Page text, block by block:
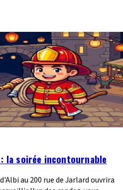
la soirée incontournable
au 200 rue de Jarlard ouvrira